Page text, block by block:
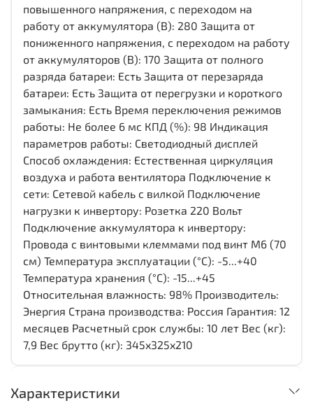
повышенного напряжения, с переходом на
работу от аккумулятора (В): 280 Защита от
пониженного напряжения, с переходом на работу
от аккумуляторов (В): 170 Защита от полного
разряда батареи: Есть Защита от перезаряда
батареи: Есть Защита от перегрузки и короткого
замыкания: Есть Время переключения режимов
работы: Не более 6 мс КПД (%): 98 Индикация
параметров работы: Светодиодный дисплей
Способ охлаждения: Естественная циркуляция
воздуха и работа вентилятора Подключение к
сети: Cетевой кабель с вилкой Подключение
нагрузки к инвертору: Розетка 220 Вольт
Подключение аккумулятора к инвертору:
Провода с винтовыми клеммами под винт М6 (70
см) Температура эксплуатации (°C): -5...+40
Температура хранения (°C): -15...+45
Относительная влажность: 98% Производитель:
Энергия Cтрана производства: Россия Гарантия: 12
месяцев Расчетный срок службы: 10 лет Вес (кг):
7,9 Вес брутто (кг): 345x325x210
Характеристики